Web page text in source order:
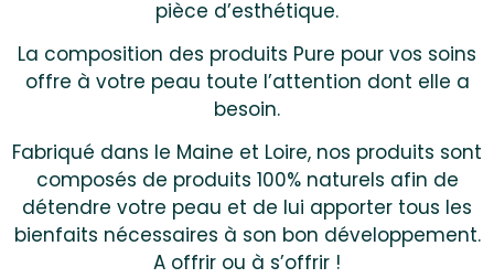
pièce d’esthétique.
La composition des produits Pure pour vos soins
offre à votre peau toute l’attention dont elle a
besoin.
Fabriqué dans le Maine et Loire, nos produits sont
composés de produits 100% naturels afin de
détendre votre peau et de lui apporter tous les
bienfaits nécessaires à son bon développement.
A offrir ou à s’offrir !